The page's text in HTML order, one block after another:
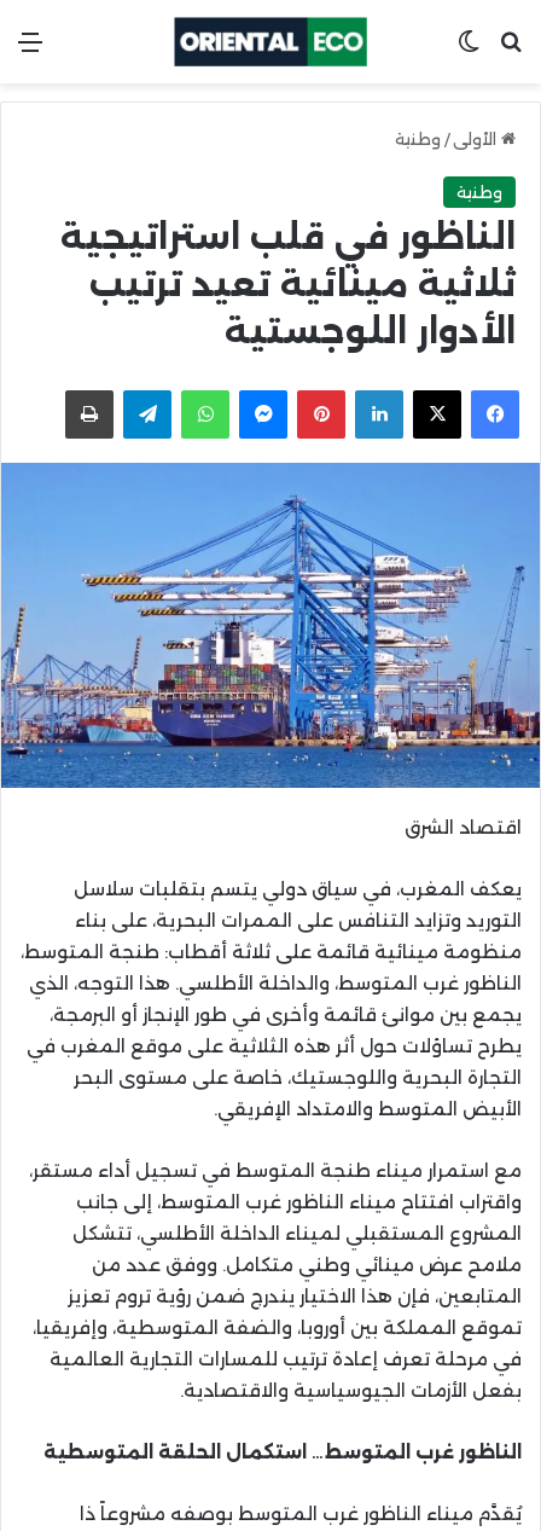
ابحث عنSwitch skin
الأولى / وطنية
وطنية
الناظور في قلب استراتيجية
ثلاثية مينائية تعيد ترتيب
الأدوار اللوجستية
Facebook
X
LinkedIn
Pinterest
Messenger
WhatsApp
Telegramاطبعها
اقتصاد الشرق
يعكف المغرب، في سياق دولي يتسم بتقلبات سلاسل
التوريد وتزايد التنافس على الممرات البحرية، على بناء
منظومة مينائية قائمة على ثلاثة أقطاب: طنجة المتوسط،
الناظور غرب المتوسط، والداخلة الأطلسي. هذا التوجه، الذي
يجمع بين موانئ قائمة وأخرى في طور الإنجاز أو البرمجة،
يطرح تساؤلات حول أثر هذه الثلاثية على موقع المغرب في
التجارة البحرية واللوجستيك، خاصة على مستوى البحر
الأبيض المتوسط والامتداد الإفريقي.
مع استمرار ميناء طنجة المتوسط في تسجيل أداء مستقر،
واقتراب افتتاح ميناء الناظور غرب المتوسط، إلى جانب
المشروع المستقبلي لميناء الداخلة الأطلسي، تتشكل
ملامح عرض مينائي وطني متكامل. ووفق عدد من
المتابعين، فإن هذا الاختيار يندرج ضمن رؤية تروم تعزيز
تموقع المملكة بين أوروبا، والضفة المتوسطية، وإفريقيا،
في مرحلة تعرف إعادة ترتيب للمسارات التجارية العالمية
بفعل الأزمات الجيوسياسية والاقتصادية.
الناظور غرب المتوسط… استكمال الحلقة المتوسطية
يُقدَّم ميناء الناظور غرب المتوسط بوصفه مشروعاً ذا